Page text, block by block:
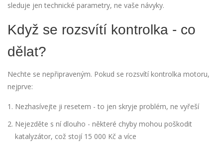
sleduje jen technické parametry, ne vaše návyky.
Když se rozsvítí kontrolka - co
dělat?
Nechte se nepřipraveným. Pokud se rozsvítí kontrolka motoru,
nejprve:
Nezhasívejte ji resetem - to jen skryje problém, ne vyřeší
Nejezděte s ní dlouho - některé chyby mohou poškodit
katalyzátor, což stojí 15 000 Kč a více